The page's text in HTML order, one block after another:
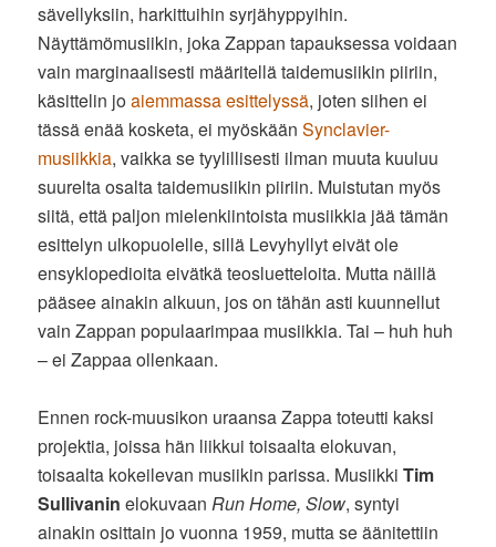
sävellyksiin, harkittuihin syrjähyppyihin.
Näyttämömusiikin, joka Zappan tapauksessa voidaan
vain marginaalisesti määritellä taidemusiikin piiriin,
käsittelin joaiemmassa esittelyssä, joten siihen ei
tässä enää kosketa, ei myöskäänSynclavier-
musiikkia, vaikka se tyylillisesti ilman muuta kuuluu
suurelta osalta taidemusiikin piiriin. Muistutan myös
siitä, että paljon mielenkiintoista musiikkia jää tämän
esittelyn ulkopuolelle, sillä Levyhyllyt eivät ole
ensyklopedioita eivätkä teosluetteloita. Mutta näillä
pääsee ainakin alkuun, jos on tähän asti kuunnellut
vain Zappan populaarimpaa musiikkia. Tai – huh huh
– ei Zappaa ollenkaan.
Ennen rock-muusikon uraansa Zappa toteutti kaksi
projektia, joissa hän liikkui toisaalta elokuvan,
toisaalta kokeilevan musiikin parissa. MusiikkiTim
Sullivanin elokuvaanRun Home, Slow, syntyi
ainakin osittain jo vuonna 1959, mutta se äänitettiin